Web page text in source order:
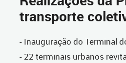
transporte
- Inauguração do Terminal
- 22 terminais urbanos